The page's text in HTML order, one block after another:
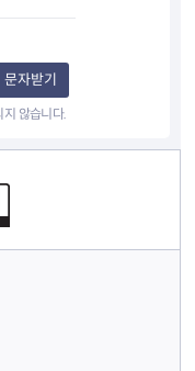
문자받기
않습니다.